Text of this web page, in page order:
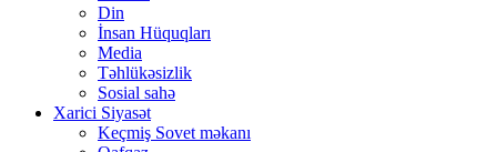
Din
İnsan Hüquqları
Media
Təhlükəsizlik
Sosial sahə
Xarici Siyasət
Keçmiş Sovet məkanı